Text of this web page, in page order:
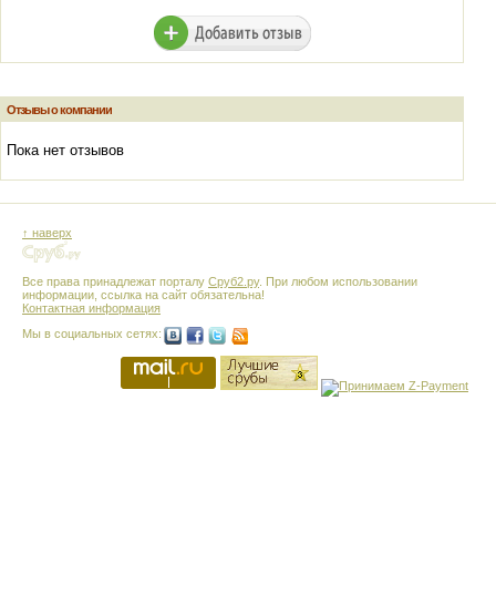
Отзывы о компании
Пока нет отзывов
↑ наверх
Все права принадлежат порталу Сруб2.ру. При любом использовании
информации, ссылка на сайт обязательна!
Контактная информация
Мы в социальных сетях: